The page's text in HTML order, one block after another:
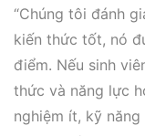
“Chúng tôi đánh
kiến thức tốt, nó
điểm. Nếu sinh
thức và năng lực
nghiệm ít, kỹ